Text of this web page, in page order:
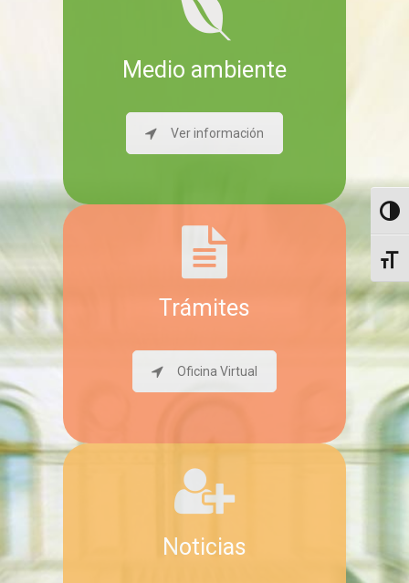
Medio ambiente
Ver información
Trámites
Oficina Virtual
Noticias